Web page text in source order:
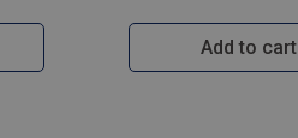
Add to cart